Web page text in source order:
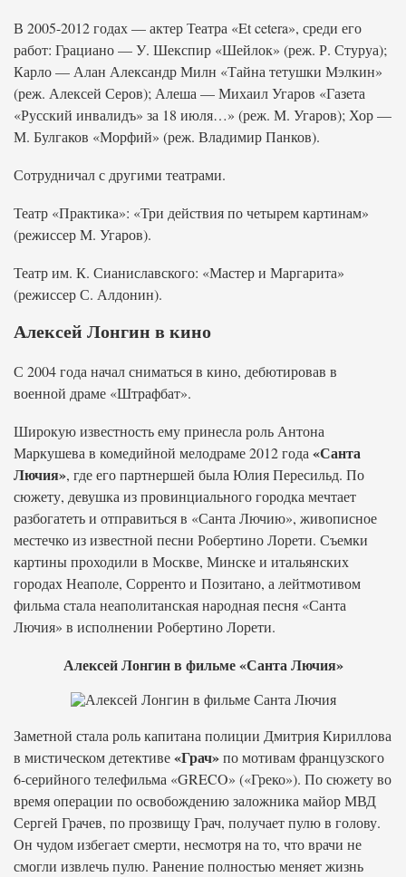
В 2005-2012 годах — актер Театра «Et cetera», среди его
работ: Грациано — У. Шекспир «Шейлок» (реж. Р. Стуруа);
Карло — Алан Александр Милн «Тайна тетушки Мэлкин»
(реж. Алексей Серов); Алеша — Михаил Угаров «Газета
«Русский инвалидъ» за 18 июля…» (реж. М. Угаров); Хор —
М. Булгаков «Морфий» (реж. Владимир Панков).
Сотрудничал с другими театрами.
Театр «Практика»: «Три действия по четырем картинам»
(режиссер М. Угаров).
Театр им. К. Сианиславского: «Мастер и Маргарита»
(режиссер С. Алдонин).
Алексей Лонгин в кино
С 2004 года начал сниматься в кино, дебютировав в
военной драме «Штрафбат».
Широкую известность ему принесла роль Антона
Маркушева в комедийной мелодраме 2012 года «Санта
Лючия», где его партнершей была Юлия Пересильд. По
сюжету, девушка из провинциального городка мечтает
разбогатеть и отправиться в «Санта Лючию», живописное
местечко из известной песни Робертино Лорети. Съемки
картины проходили в Москве, Минске и итальянских
городах Неаполе, Сорренто и Позитано, а лейтмотивом
фильма стала неаполитанская народная песня «Санта
Лючия» в исполнении Робертино Лорети.
Алексей Лонгин в фильме «Санта Лючия»
Заметной стала роль капитана полиции Дмитрия Кириллова
в мистическом детективе«Грач»по мотивам французского
6-серийного телефильма «GRECO» («Греко»). По сюжету во
время операции по освобождению заложника майор МВД
Сергей Грачев, по прозвищу Грач, получает пулю в голову.
Он чудом избегает смерти, несмотря на то, что врачи не
смогли извлечь пулю. Ранение полностью меняет жизнь